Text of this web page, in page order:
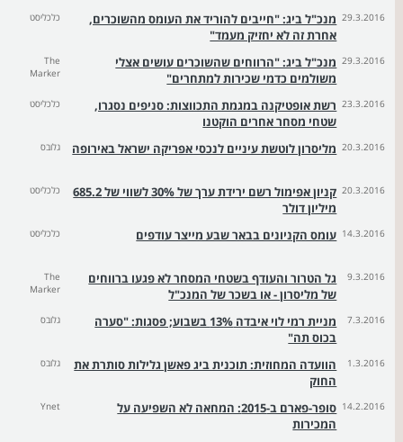
29.3.2016 מנכ"ל ביג: "חייבים להוריד את העומס מהשוכרים,
אחרת זה לא יחזיק מעמד"
כלכליסט
29.3.2016 מנכ"ל ביג: "הרווחים שהשוכרים עושים אצלי
משולמים כדמי שכירות למתחרים"
The
Marker
23.3.2016 רשת אופטיקנה במגמת התכווצות: סניפים נסגרו,
שטחי מסחר אחרים הוקטנו
כלכליסט
20.3.2016 מליסרון לוטשת עיניים לנכסי אפריקה ישראל באירופה גלובס
20.3.2016
קניון אפימול רשם ירידת ערך של 30% לשווי של 685.2
מיליון דולר
כלכליסט
14.3.2016 עומס הקניונים בבאר שבע מייצר עודפים כלכליסט
9.3.2016
גל הטרור והעודף בשטחי המסחר לא פגעו ברווחים
של מליסרון - או בשכר של המנכ"ל
The
Marker
7.3.2016
מניית רמי לוי איבדה 13% בשבוע; פסגות: "סערה
בכוס תה"
גלובס
1.3.2016
הוועדה המחוזית: תוכנית ביג פאשן גלילות סותרת את
החוק
גלובס
14.2.2016
סופר-פארם ב-2015: המחאה לא השפיעה על
המכירות
Ynet